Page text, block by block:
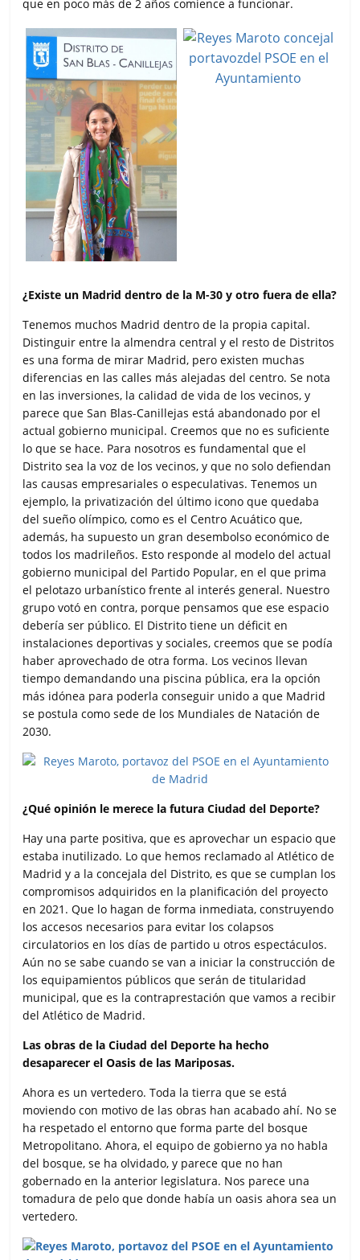
que en poco más de 2 años comience a funcionar.
¿Existe un Madrid dentro de la M-30 y otro fuera de ella?
Tenemos muchos Madrid dentro de la propia capital.
Distinguir entre la almendra central y el resto de Distritos
es una forma de mirar Madrid, pero existen muchas
diferencias en las calles más alejadas del centro. Se nota
en las inversiones, la calidad de vida de los vecinos, y
parece que San Blas-Canillejas está abandonado por el
actual gobierno municipal. Creemos que no es suficiente
lo que se hace. Para nosotros es fundamental que el
Distrito sea la voz de los vecinos, y que no solo defiendan
las causas empresariales o especulativas. Tenemos un
ejemplo, la privatización del último icono que quedaba
del sueño olímpico, como es el Centro Acuático que,
además, ha supuesto un gran desembolso económico de
todos los madrileños. Esto responde al modelo del actual
gobierno municipal del Partido Popular, en el que prima
el pelotazo urbanístico frente al interés general. Nuestro
grupo votó en contra, porque pensamos que ese espacio
debería ser público. El Distrito tiene un déficit en
instalaciones deportivas y sociales, creemos que se podía
haber aprovechado de otra forma. Los vecinos llevan
tiempo demandando una piscina pública, era la opción
más idónea para poderla conseguir unido a que Madrid
se postula como sede de los Mundiales de Natación de
2030.
¿Qué opinión le merece la futura Ciudad del Deporte?
Hay una parte positiva, que es aprovechar un espacio que
estaba inutilizado. Lo que hemos reclamado al Atlético de
Madrid y a la concejala del Distrito, es que se cumplan los
compromisos adquiridos en la planificación del proyecto
en 2021. Que lo hagan de forma inmediata, construyendo
los accesos necesarios para evitar los colapsos
circulatorios en los días de partido u otros espectáculos.
Aún no se sabe cuando se van a iniciar la construcción de
los equipamientos públicos que serán de titularidad
municipal, que es la contraprestación que vamos a recibir
del Atlético de Madrid.
Las obras de la Ciudad del Deporte ha hecho
desaparecer el Oasis de las Mariposas.
Ahora es un vertedero. Toda la tierra que se está
moviendo con motivo de las obras han acabado ahí. No se
ha respetado el entorno que forma parte del bosque
Metropolitano. Ahora, el equipo de gobierno ya no habla
del bosque, se ha olvidado, y parece que no han
gobernado en la anterior legislatura. Nos parece una
tomadura de pelo que donde había un oasis ahora sea un
vertedero.